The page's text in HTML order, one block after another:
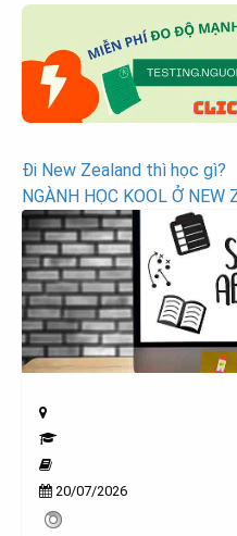
Post
navigation
Đi New Zealand thì học gì?
NGÀNH HỌC KOOL Ở NEW
20/07/2026